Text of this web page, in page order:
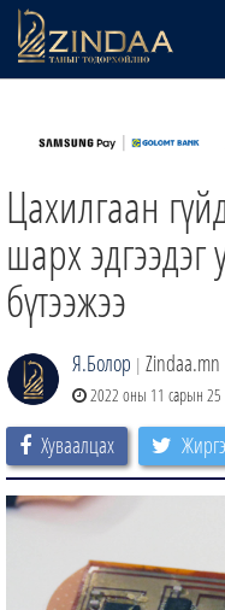
ТВ8
ӨГЛӨӨНИЙ СОНИН
АУДИО ЗОХИОЛ
ЗИНДАА СЭТГҮҮЛ
Цахилгаан
шарх эдгээдэг
бүтээжээ
Я.Болор | Zindaa.mn
2022 оны 11 сарын 25
Хуваалцах